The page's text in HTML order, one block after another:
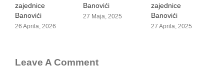
zajednice
Banovići
26 Aprila, 2026
Banovići
27 Maja, 2025
zajednice
Banovići
27 Aprila, 2025
Leave A Comment